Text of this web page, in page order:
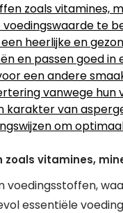
zoals vitamines,
te
heerlijke en
en passen goed in
een andere
vanwege hun
karakter van
om
vitamines,
voedingsstoffen,
essentiële